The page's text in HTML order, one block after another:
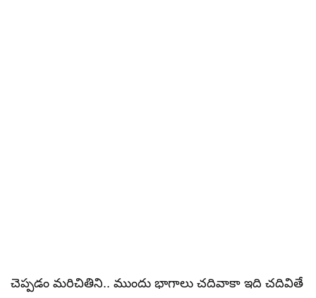
చెప్పడం మరిచితిని.. ముందు భాగాలు చదివాకా ఇది చదివితే